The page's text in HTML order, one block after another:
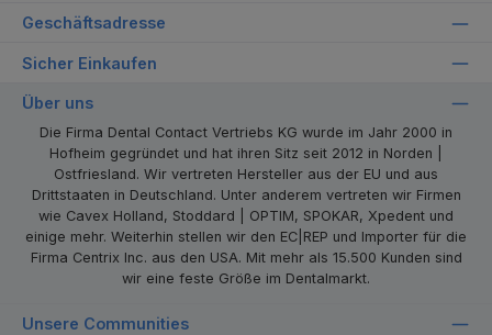
Geschäftsadresse
Sicher Einkaufen
Über uns
Die Firma Dental Contact Vertriebs KG wurde im Jahr 2000 in
Hofheim gegründet und hat ihren Sitz seit 2012 in Norden |
Ostfriesland. Wir vertreten Hersteller aus der EU und aus
Drittstaaten in Deutschland. Unter anderem vertreten wir Firmen
wie Cavex Holland, Stoddard | OPTIM, SPOKAR, Xpedent und
einige mehr. Weiterhin stellen wir den EC|REP und Importer für die
Firma Centrix Inc. aus den USA. Mit mehr als 15.500 Kunden sind
wir eine feste Größe im Dentalmarkt.
Unsere Communities